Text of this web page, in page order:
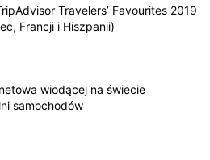
Travelers’ Favourites 2019
Francji i Hiszpanii)
wiodącej na świecie
samochodów